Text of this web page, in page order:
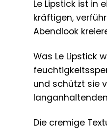
Le Lipstick ist in
kräftigen,
Abendlook
Was Le Lipstick
und schützt sie
Die cremige